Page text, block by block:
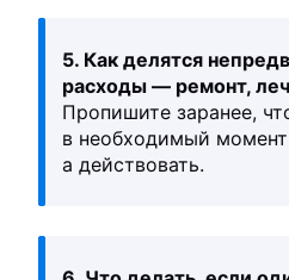
5. Как делятся
расходы — ремонт,
Пропишите заранее,
в необходимый
а действовать.